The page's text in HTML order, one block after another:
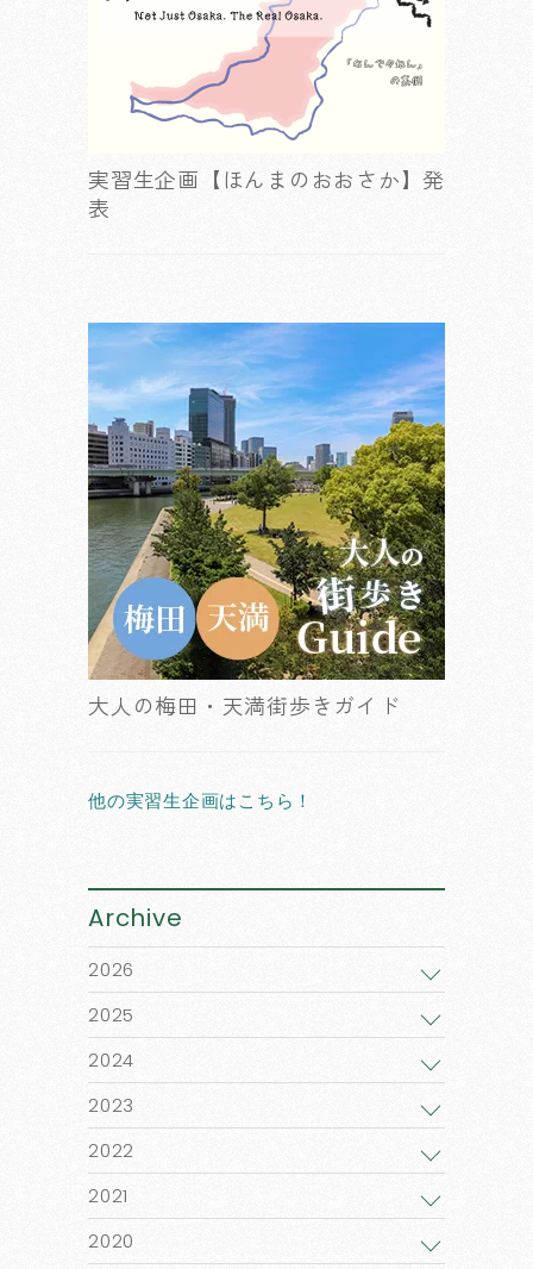
実習生企画【ほんまのおおさか】発
表
大人の梅田・天満街歩きガイド
他の実習生企画はこちら！
Archive
2026
2025
2024
2023
2022
2021
2020